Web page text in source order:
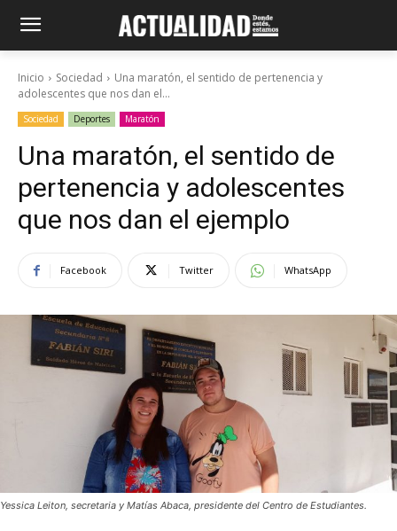
Inicio Sociedad
Una maratón, el sentido de pertenencia y
adolescentes que nos dan el...
Sociedad Deportes Maratón
Una maratón, el sentido de
pertenencia y adolescentes
que nos dan el ejemplo
Facebook Twitter WhatsApp
Yessica Leiton, secretaria y Matías Abaca, presidente del Centro de Estudiantes.